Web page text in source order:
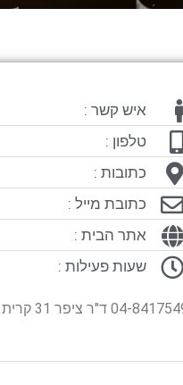
איש קשר :
טלפון :
כתובות :
כתובת מייל :
אתר הבית :
שעות פעילות :
ד"ר ציפר 31 קרית חיים